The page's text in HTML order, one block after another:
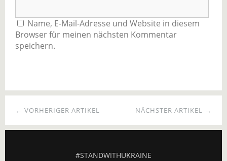
Name, E-Mail-Adresse und Website in diesem
Browser für meinen nächsten Kommentar
speichern.
NÄCHSTER ARTIKEL →
← VORHERIGER ARTIKEL
#STANDWITHUKRAINE